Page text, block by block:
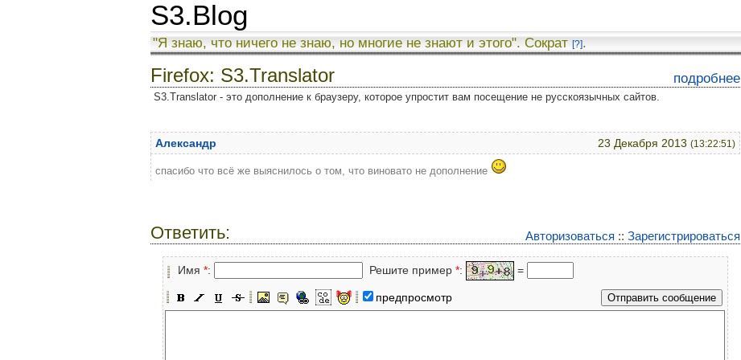
S3.Blog
"Я знаю, что ничего не знаю, но многие не знают и этого". Сократ [?].
подробнее
Firefox: S3.Translator
S3.Translator - это дополнение к браузеру, которое упростит вам посещение не русскоязычных сайтов.
23 Декабря 2013 (13:22:51)
Александр
спасибо что всё же выяснилось о том, что виновато не дополнение
Авторизоваться :: Зарегистрироваться
Ответить:
Имя *: Решите пример *: =
предпросмотр